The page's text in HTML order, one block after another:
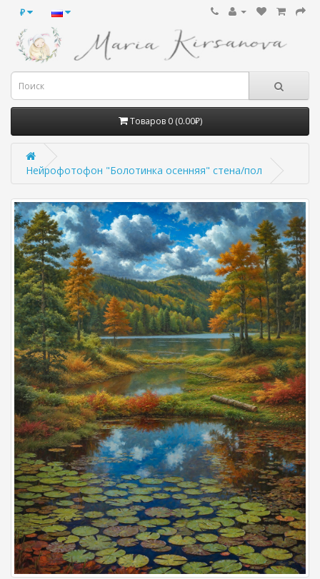
₽
Товаров 0 (0.00₽)
Нейрофотофон "Болотинка осенняя" стена/пол